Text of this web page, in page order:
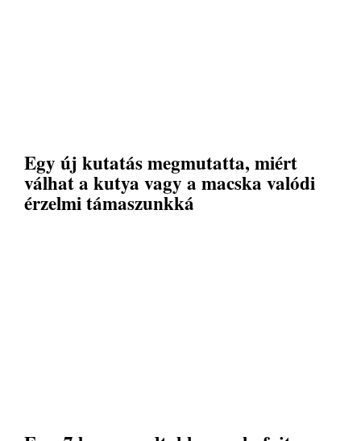
Egy új kutatás megmutatta, miért
válhat a kutya vagy a macska valódi
érzelmi támaszunkká